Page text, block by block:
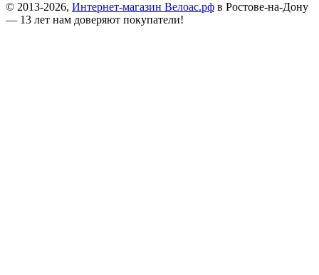
© 2013-2026, Интернет-магазин Велоас.рф в Ростове-на-Дону
— 13 лет нам доверяют покупатели!